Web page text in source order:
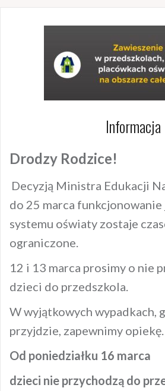
Informacja
Drodzy Rodzice!
Decyzją Ministra Edukacji
do 25 marca
systemu oświaty zostaje
ograniczone.
12 i 13 marca prosimy o nie
dzieci do przedszkola.
W wyjątkowych wypadkach,
przyjdzie, zapewnimy opiekę.
Od poniedziałku 16 marca
dzieci nie przychodzą do